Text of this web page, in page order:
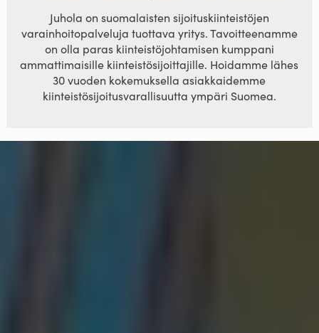
Juhola on suomalaisten sijoituskiinteistöjen
varainhoitopalveluja tuottava yritys. Tavoitteenamme
on olla paras kiinteistöjohtamisen kumppani
ammattimaisille kiinteistösijoittajille. Hoidamme lähes
30 vuoden kokemuksella asiakkaidemme
kiinteistösijoitusvarallisuutta ympäri Suomea.